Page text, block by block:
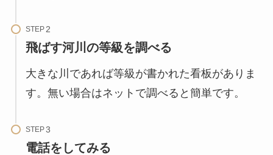
STEP
飛ばす河川の等級を調べる
大きな川であれば等級が書かれた看板がありま
す。無い場合はネットで調べると簡単です。
STEP
電話をしてみる